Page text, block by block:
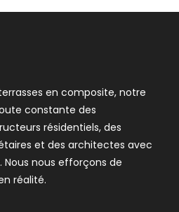
en composite, notre
constante des
résidentiels, des
et des architectes avec
Nous nous efforçons de
réalité.